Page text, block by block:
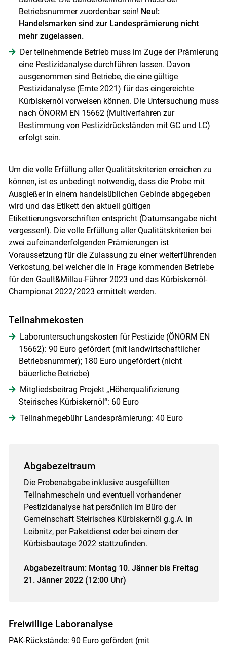
Skip to main content
Betriebsnummer zuordenbar sein! Neu!:
Handelsmarken sind zur Landesprämierung nicht
mehr zugelassen.
Der teilnehmende Betrieb muss im Zuge der Prämierung
eine Pestizidanalyse durchführen lassen. Davon
ausgenommen sind Betriebe, die eine gültige
Pestizidanalyse (Ernte 2021) für das eingereichte
Kürbiskernöl vorweisen können. Die Untersuchung muss
nach ÖNORM EN 15662 (Multiverfahren zur
Bestimmung von Pestizidrückständen mit GC und LC)
erfolgt sein.
Um die volle Erfüllung aller Qualitätskriterien erreichen zu
können, ist es unbedingt notwendig, dass die Probe mit
Ausgießer in einem handelsüblichen Gebinde abgegeben
wird und das Etikett den aktuell gültigen
Etikettierungsvorschriften entspricht (Datumsangabe nicht
vergessen!). Die volle Erfüllung aller Qualitätskriterien bei
zwei aufeinanderfolgenden Prämierungen ist
Voraussetzung für die Zulassung zu einer weiterführenden
Verkostung, bei welcher die in Frage kommenden Betriebe
für den Gault&Millau-Führer 2023 und das Kürbiskernöl-
Championat 2022/2023 ermittelt werden.
Teilnahmekosten
Laboruntersuchungskosten für Pestizide (ÖNORM EN
15662): 90 Euro gefördert (mit landwirtschaftlicher
Betriebsnummer); 180 Euro ungefördert (nicht
bäuerliche Betriebe)
Mitgliedsbeitrag Projekt „Höherqualifizierung
Steirisches Kürbiskernöl“: 60 Euro
Teilnahmegebühr Landesprämierung: 40 Euro
Abgabezeitraum
Die Probenabgabe inklusive ausgefüllten
Teilnahmeschein und eventuell vorhandener
Pestizidanalyse hat persönlich im Büro der
Gemeinschaft Steirisches Kürbiskernöl g.g.A. in
Leibnitz, per Paketdienst oder bei einem der
Kürbisbautage 2022 stattzufinden.
Abgabezeitraum: Montag 10. Jänner bis Freitag
21. Jänner 2022 (12:00 Uhr)
Freiwillige Laboranalyse
PAK-Rückstände: 90 Euro gefördert (mit